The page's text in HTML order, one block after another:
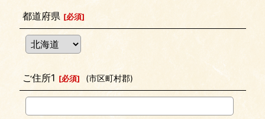
都道府県 [必須]
ご住所1 [必須] (市区町村郡)